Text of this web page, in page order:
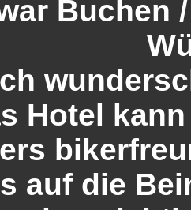
Buchen
Hotel
auf die